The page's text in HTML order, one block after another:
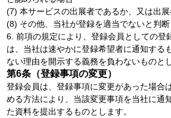
(7) 本サービスの出展者であるか、又は出
(8) その他、当社が登録を適当でないと判
6. 前項の規定により、登録会員としての登
は、当社は速やかに登録希望者に通知する
ない理由を開示する義務を負わないものと
第6条（登録事項の変更）
登録会員は、登録事項に変更があった場合
める方法により、当該変更事項を当社に通
た資料を提出するものとします。